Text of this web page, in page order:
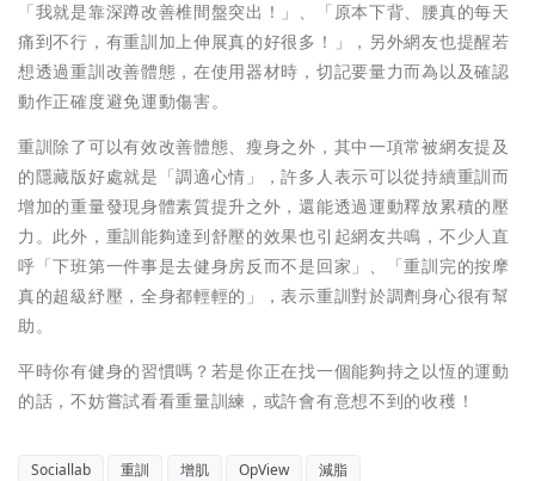
「我就是靠深蹲改善椎間盤突出！」、「原本下背、腰真的每天
痛到不行，有重訓加上伸展真的好很多！」，另外網友也提醒若
想透過重訓改善體態，在使用器材時，切記要量力而為以及確認
動作正確度避免運動傷害。
重訓除了可以有效改善體態、瘦身之外，其中一項常被網友提及
的隱藏版好處就是「調適心情」，許多人表示可以從持續重訓而
增加的重量發現身體素質提升之外，還能透過運動釋放累積的壓
力。此外，重訓能夠達到舒壓的效果也引起網友共鳴，不少人直
呼「下班第一件事是去健身房反而不是回家」、「重訓完的按摩
真的超級紓壓，全身都輕輕的」，表示重訓對於調劑身心很有幫
助。
平時你有健身的習慣嗎？若是你正在找一個能夠持之以恆的運動
的話，不妨嘗試看看重量訓練，或許會有意想不到的收穫！
Sociallab 重訓 增肌 OpView 減脂